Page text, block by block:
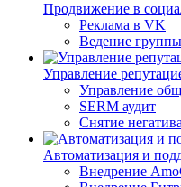
Продвижение в
Реклама в VK
Ведение
Управление
Управление
SERM аудит
Снятие негатива
Автоматизация и
Внедрение